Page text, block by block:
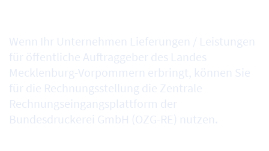
Wenn Ihr Unternehmen Lieferungen / Leistungen
für öffentliche Auftraggeber des Landes
Mecklenburg-Vorpommern erbringt, können Sie
für die Rechnungsstellung die Zentrale
Rechnungseingangsplattform der
Bundesdruckerei GmbH (OZG-RE) nutzen.